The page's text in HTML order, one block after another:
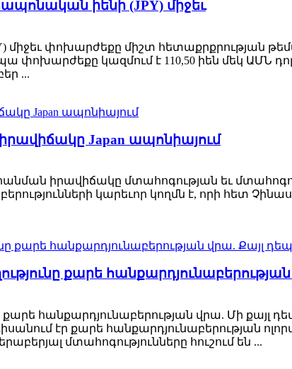
իենի (JPY) միջեւ
փոխարժեքը միշտ հետաքրքրության
փոխարժեքը կազմում է 110,50 իեն մեկ ԱՄՆ
...
Japan ապոնիայում
իրավիճակը մտահոգության եւ
կարեւոր կողմն է, որի հետ
քարե հանքարդյունաբերության
հանքարդյունաբերության վրա. Մի քայլ
էր քարե հանքարդյունաբերության
մտահոգությունները հուշում են ...